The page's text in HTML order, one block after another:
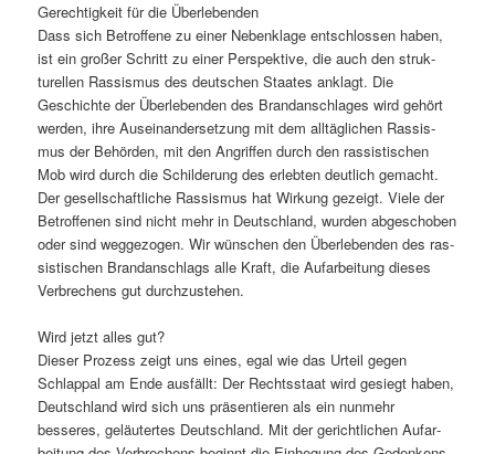
Gerechtigkeit für die Über­leben­den
Dass sich Betrof­fene zu ein­er Neben­klage entschlossen haben,
ist ein großer Schritt zu ein­er Per­spek­tive, die auch den struk­
turellen Ras­sis­mus des deutschen Staates anklagt. Die
Geschichte der Über­leben­den des Bran­dan­schlages wird gehört
wer­den, ihre Auseinan­der­set­zung mit dem alltäglichen Ras­sis­
mus der Behör­den, mit den Angrif­f­en durch den ras­sis­tis­chen
Mob wird durch die Schilderung des erlebten deut­lich gemacht.
Der gesellschaftliche Ras­sis­mus hat Wirkung gezeigt. Viele der
Betrof­fe­nen sind nicht mehr in Deutsch­land, wur­den abgeschoben
oder sind wegge­zo­gen. Wir wün­schen den Über­leben­den des ras­
sis­tis­chen Bran­dan­schlags alle Kraft, die Aufar­beitung dieses
Ver­brechens gut durchzustehen.
Wird jet­zt alles gut?
Dieser Prozess zeigt uns eines, egal wie das Urteil gegen
Schlap­pal am Ende aus­fällt: Der Rechtsstaat wird gesiegt haben,
Deutsch­land wird sich uns präsen­tieren als ein nun­mehr
besseres, geläutertes Deutsch­land. Mit der gerichtlichen Aufar­